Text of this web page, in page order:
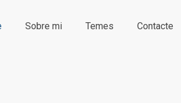
Sobre mi Temes Contacte